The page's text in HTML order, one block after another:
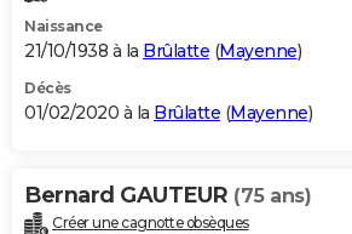
Naissance
21/10/1938 à la Brûlatte (Mayenne)
Décès
01/02/2020 à la Brûlatte (Mayenne)
Bernard GAUTEUR (75 ans)
Créer une cagnotte obsèques